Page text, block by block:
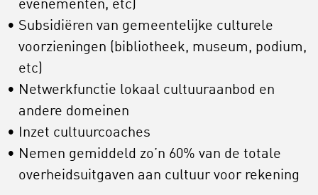
evenementen, etc)
Subsidiëren van gemeentelijke culturele
voorzieningen (bibliotheek, museum, podium,
etc)
Netwerkfunctie lokaal cultuuraanbod en
andere domeinen
Inzet cultuurcoaches
Nemen gemiddeld zo’n 60% van de totale
overheidsuitgaven aan cultuur voor rekening